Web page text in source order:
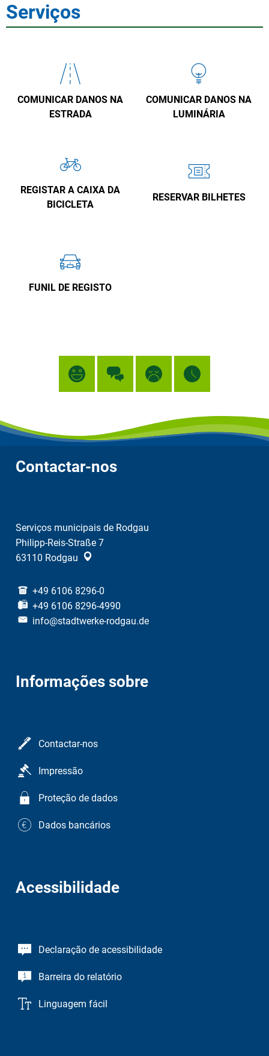
Serviços
COMUNICAR DANOS NA
ESTRADA
COMUNICAR DANOS NA
LUMINÁRIA
REGISTAR A CAIXA DA
BICICLETA
RESERVAR BILHETES
FUNIL DE REGISTO
Contactar-nos
Serviços municipais de Rodgau
Philipp-Reis-Straße 7
63110 Rodgau
+49 6106 8296-0
+49 6106 8296-4990
info@stadtwerke-rodgau.de
Informações sobre
Contactar-nos
Impressão
Proteção de dados
Dados bancários
Acessibilidade
Declaração de acessibilidade
Barreira do relatório
Linguagem fácil